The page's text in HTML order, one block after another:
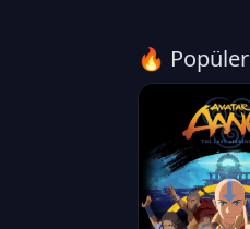
🔥 Popüler